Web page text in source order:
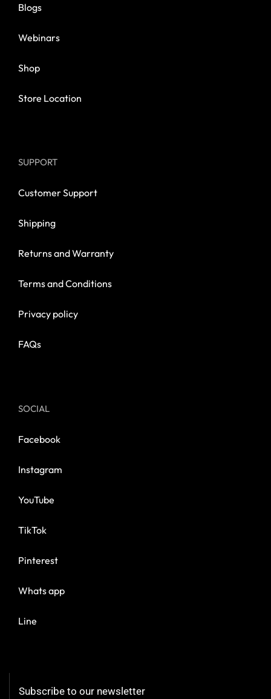
Blogs
Webinars
Shop
Store Location
SUPPORT
Customer Support
Shipping
Returns and Warranty
Terms and Conditions
Privacy policy
FAQs
SOCIAL
Facebook
Instagram
YouTube
TikTok
Pinterest
Whats app
Line
Subscribe to our newsletter